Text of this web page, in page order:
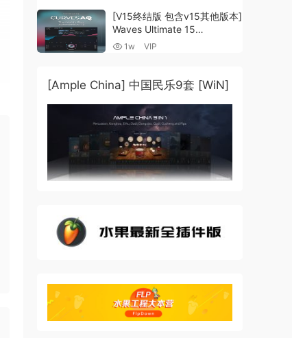
MacOSX]（80.48GB+）
[V15终结版 包含v15其他版本]
Waves Ultimate 15
v25.05.27+一键安装版+安装
（4.1GB+10.2GB+9.6GB）
1w VIP
[Ample China] 中国民乐9套 [WiN]